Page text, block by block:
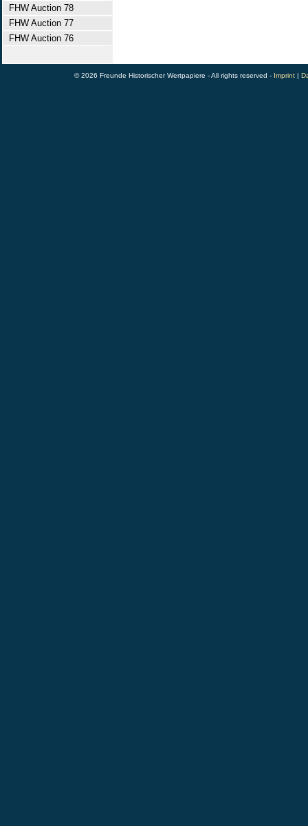
FHW Auction 78
FHW Auction 77
FHW Auction 76
© 2026 Freunde Historischer Wertpapiere - All rights reserved - Imprint |